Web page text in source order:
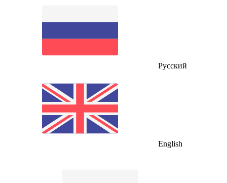
Русский
English